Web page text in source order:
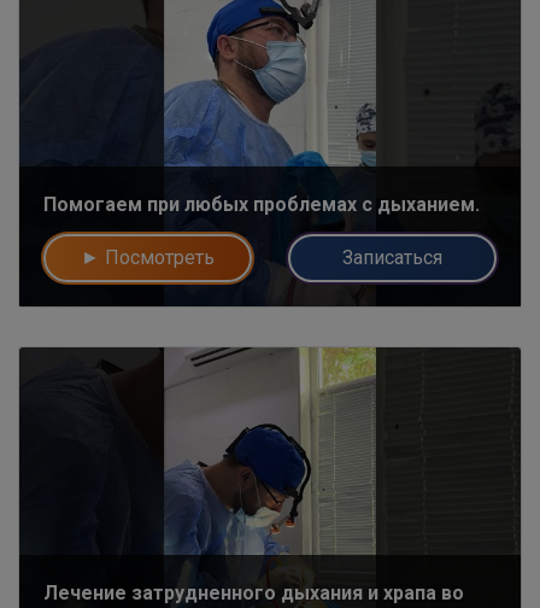
Помогаем при любых проблемах с дыханием.
► Посмотреть Записаться
Лечение затрудненного дыхания и храпа во